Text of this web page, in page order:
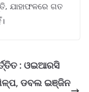
ଯାହାଫଳରେ ଗତ
: ଓଇଆରସି
ଡବଲ ଇଞ୍ଜିନ